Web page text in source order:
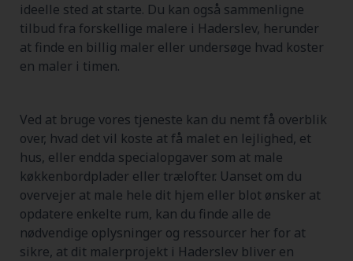
ideelle sted at starte. Du kan også sammenligne
tilbud fra forskellige malere i Haderslev, herunder
at finde en billig maler eller undersøge hvad koster
en maler i timen.
Ved at bruge vores tjeneste kan du nemt få overblik
over, hvad det vil koste at få malet en lejlighed, et
hus, eller endda specialopgaver som at male
køkkenbordplader eller trælofter. Uanset om du
overvejer at male hele dit hjem eller blot ønsker at
opdatere enkelte rum, kan du finde alle de
nødvendige oplysninger og ressourcer her for at
sikre, at dit malerprojekt i Haderslev bliver en